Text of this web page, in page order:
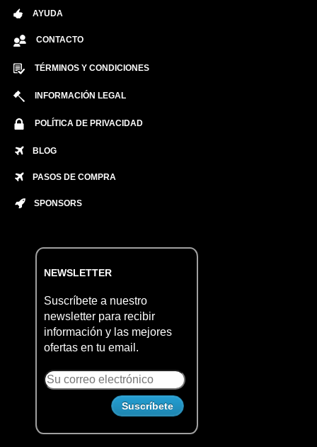
AYUDA
CONTACTO
TÉRMINOS Y CONDICIONES
INFORMACIÓN LEGAL
POLÍTICA DE PRIVACIDAD
BLOG
PASOS DE COMPRA
SPONSORS
NEWSLETTER
Suscríbete a nuestro
newsletter para recibir
información y las mejores
ofertas en tu email.